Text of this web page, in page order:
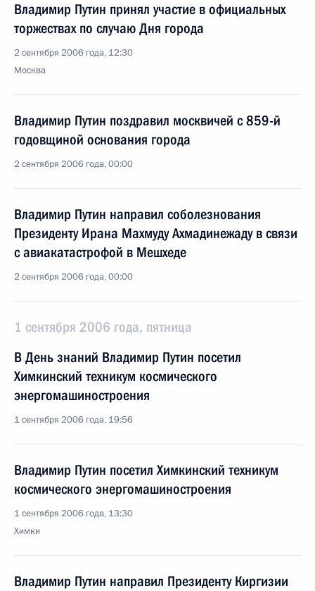
Владимир Путин принял участие в официальных
торжествах по случаю Дня города
2 сентября 2006 года, 12:30
Москва
Владимир Путин поздравил москвичей с 859-й
годовщиной основания города
2 сентября 2006 года, 00:00
Владимир Путин направил соболезнования
Президенту Ирана Махмуду Ахмадинежаду в связи
с авиакатастрофой в Мешхеде
2 сентября 2006 года, 00:00
1 сентября 2006 года, пятница
В День знаний Владимир Путин посетил
Химкинский техникум космического
энергомашиностроения
1 сентября 2006 года, 19:56
Владимир Путин посетил Химкинский техникум
космического энергомашиностроения
1 сентября 2006 года, 13:30
Химки
Владимир Путин направил Президенту Киргизии